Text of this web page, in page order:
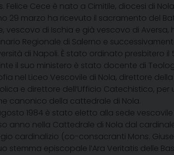
Felice Cece è nato a Cimitile, diocesi di
29 marzo ha ricevuto il sacramento del
vescovo di Ischia e già vescovo di
Regionale di Salerno e
di Napoli. È stato ordinato presbitero il
il suo ministero è stato docente di
nel Liceo Vescovile di Nola, direttore
e direttore dell’Ufficio Catechistico,
canonico della cattedrale di Nola.
1984 è stato eletto alla sede
anno nella Cattedrale di Nola dal
cardinalizio (co-consacranti Mons.
stemma episcopale l’Ara Veritatis delle